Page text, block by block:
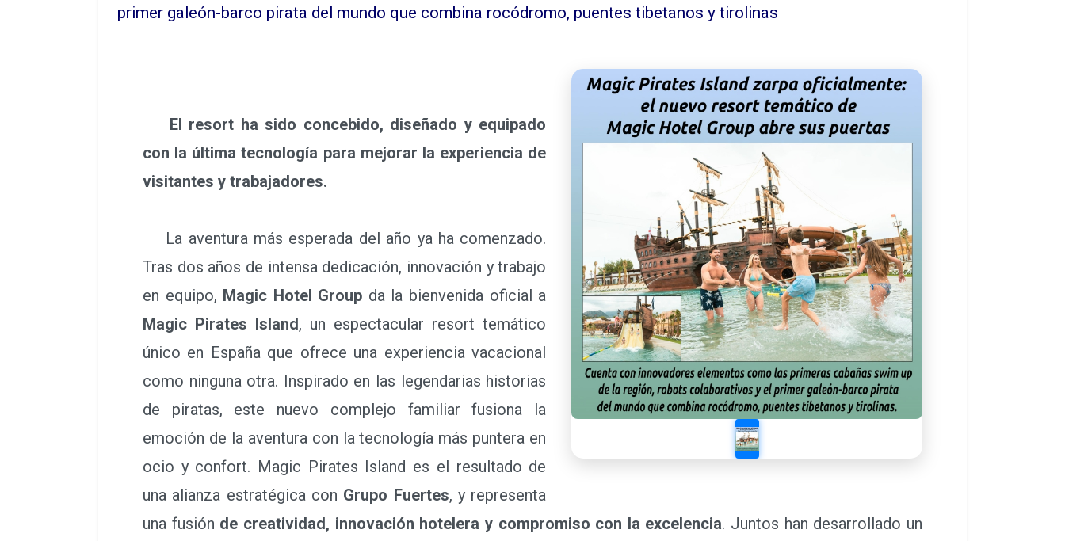
primer galeón-barco pirata del mundo que combina rocódromo, puentes tibetanos y tirolinas
El resort ha sido concebido, diseñado y equipado
con la última tecnología para mejorar la experiencia de
visitantes y trabajadores.
La aventura más esperada del año ya ha comenzado.
Tras dos años de intensa dedicación, innovación y trabajo
en equipo, Magic Hotel Group da la bienvenida oficial a
Magic Pirates Island, un espectacular resort temático
único en España que ofrece una experiencia vacacional
como ninguna otra. Inspirado en las legendarias historias
de piratas, este nuevo complejo familiar fusiona la
emoción de la aventura con la tecnología más puntera en
ocio y confort. Magic Pirates Island es el resultado de
una alianza estratégica con Grupo Fuertes, y representa
una fusión de creatividad, innovación hotelera y compromiso con la excelencia. Juntos han desarrollado un